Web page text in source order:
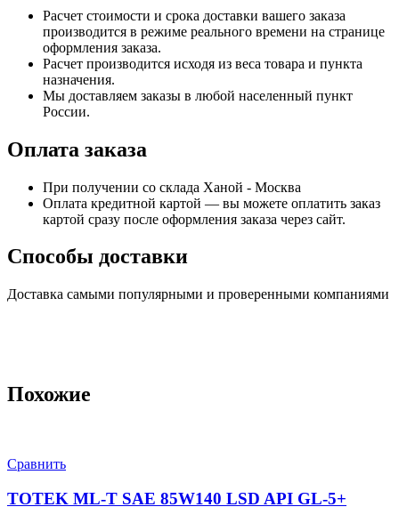
Расчет стоимости и срока доставки вашего заказа
производится в режиме реального времени на странице
оформления заказа.
Расчет производится исходя из веса товара и пункта
назначения.
Мы доставляем заказы в любой населенный пункт
России.
Оплата заказа
При получении со склада Ханой - Москва
Оплата кредитной картой — вы можете оплатить заказ
картой сразу после оформления заказа через сайт.
Способы доставки
Доставка самыми популярными и проверенными компаниями
Похожие
Сравнить
TOTEK ML-T SAE 85W140 LSD API GL-5+